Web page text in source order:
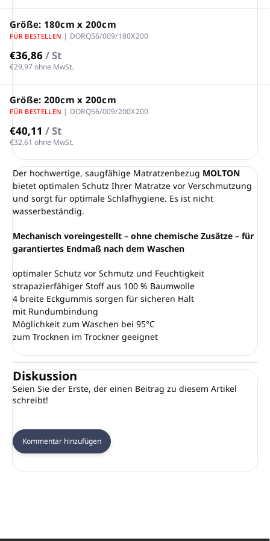
Größe: 180cm x 200cm
FÜR BESTELLEN | DORQ56/009/180X200
€36,86/ St
€29,97 ohne MwSt.
Größe: 200cm x 200cm
FÜR BESTELLEN | DORQ56/009/200X200
€40,11 / St
€32,61 ohne MwSt.
Der hochwertige, saugfähige Matratzenbezug MOLTON
bietet optimalen Schutz Ihrer Matratze vor Verschmutzung
und sorgt für optimale Schlafhygiene. Es ist nicht
wasserbeständig.
Mechanisch voreingestellt – ohne chemische Zusätze – für
garantiertes Endmaß nach dem Waschen
optimaler Schutz vor Schmutz und Feuchtigkeit
strapazierfähiger Stoff aus 100 % Baumwolle
4 breite Eckgummis sorgen für sicheren Halt
mit Rundumbindung
Möglichkeit zum Waschen bei 95°C
zum Trocknen im Trockner geeignet
Diskussion
Seien Sie der Erste, der einen Beitrag zu diesem Artikel
schreibt!
Kommentar hinzufügen